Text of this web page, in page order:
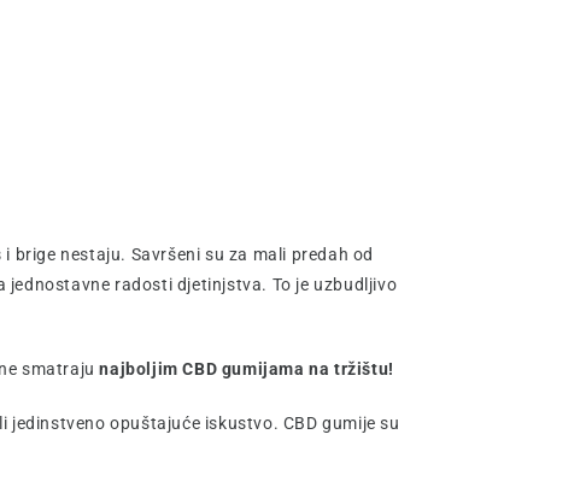
brige nestaju. Savršeni su za mali predah od
radosti djetinjstva. To je uzbudljivo
smatrajunajboljim CBD gumijama na tržištu!
opuštajuće iskustvo. CBD gumije su